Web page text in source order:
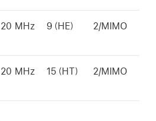
20 MHz 9（HE） 2/MIMO
20 MHz 15（HT） 2/MIMO